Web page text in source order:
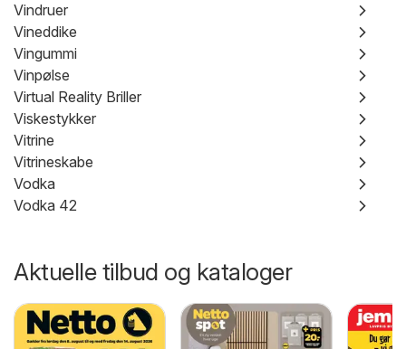
Vindruer
Vineddike
Vingummi
Vinpølse
Virtual Reality Briller
Viskestykker
Vitrine
Vitrineskabe
Vodka
Vodka 42
Aktuelle tilbud og kataloger